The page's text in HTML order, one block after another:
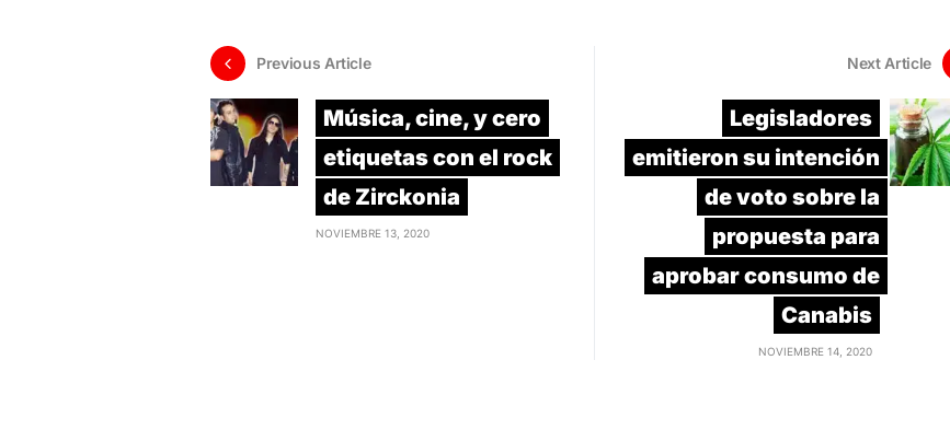
Previous Article
Música, cine, y cero
etiquetas con el rock
de Zirckonia
NOVIEMBRE 13, 2020
Next Article
Legisladores
emitieron su intención
de voto sobre la
propuesta para
aprobar consumo de
Canabis
NOVIEMBRE 14, 2020